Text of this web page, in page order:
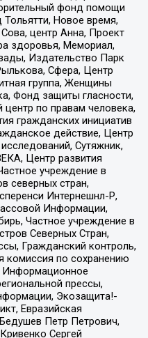
фонд помощи
Новое время,
центр Анна, Проект
здоровья, Мемориал,
Издательство Парк
Сфера, Центр
группа, Женщины
Фонд защиты гласности,
центр по правам человека,
гражданских инициатив
действие, Центр
Сутяжник,
Центр развития
учреждение в
северных стран,
Интернешнл-Р,
Информации,
Частное учреждение в
Северных Стран,
Гражданский контроль,
комиссия по сохранению
Информационное
прессы,
Экозащита!-
Евразийская
Петр Петрович,
Сергей